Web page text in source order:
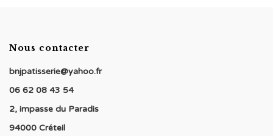
Nous contacter
bnjpatisserie@yahoo.fr
06 62 08 43 54
2, impasse du Paradis
94000 Créteil